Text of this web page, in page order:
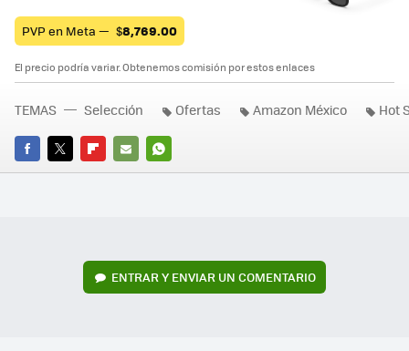
PVP en Meta — $8,769.00
El precio podría variar. Obtenemos comisión por estos enlaces
FACEBOOK
TWITTERFLIPBOARD
E-
WHATSAPP
TEMAS Selección Ofertas Amazon México Hot
ENTRAR Y ENVIAR UN COMENTARIO